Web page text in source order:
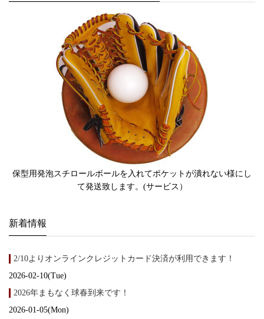
保型用発泡スチロールボールを入れてポケットが潰れない様にし
て発送致します。(サービス）
新着情報
2/10よりオンラインクレジットカード決済が利用できます！
2026-02-10(Tue)
2026年まもなく球春到来です！
2026-01-05(Mon)